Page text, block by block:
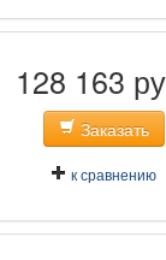
128 163
Заказать
к сравнению